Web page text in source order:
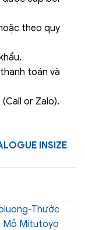
theo quy
toán và
or Zalo).
INSIZE